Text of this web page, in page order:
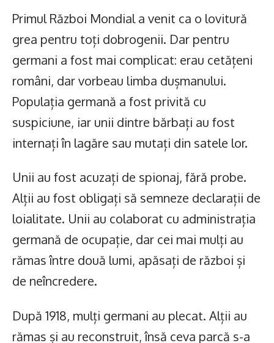
Primul Război Mondial a venit ca o lovitură
grea pentru toți dobrogenii. Dar pentru
germani a fost mai complicat: erau cetățeni
români, dar vorbeau limba dușmanului.
Populația germană a fost privită cu
suspiciune, iar unii dintre bărbați au fost
internați în lagăre sau mutați din satele lor.
Unii au fost acuzați de spionaj, fără probe.
Alții au fost obligați să semneze declarații de
loialitate. Unii au colaborat cu administrația
germană de ocupație, dar cei mai mulți au
rămas între două lumi, apăsați de război și
de neîncredere.
După 1918, mulți germani au plecat. Alții au
rămas și au reconstruit, însă ceva parcă s-a